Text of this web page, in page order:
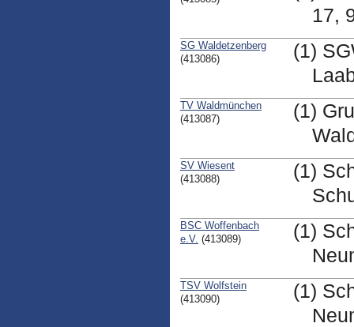
17,
SG Waldetzenberg
(413086)
(1)
TV Waldmünchen
(413087)
(1)
SV Wiesent
(413088)
(1)
BSC Woffenbach
e.V. (413089)
(1)
TSV Wolfstein
(413090)
(1)